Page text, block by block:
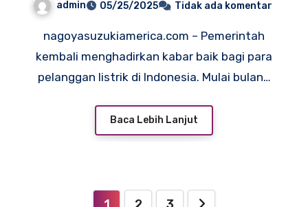
admin 05/25/2025 Tidak ada komentar
nagoyasuzukiamerica.com – Pemerintah
kembali menghadirkan kabar baik bagi para
pelanggan listrik di Indonesia. Mulai bulan…
Baca Lebih Lanjut